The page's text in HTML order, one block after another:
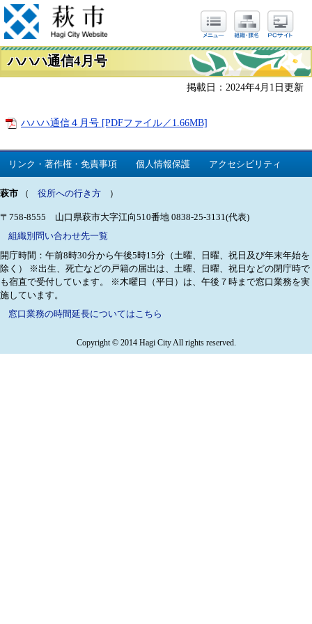
ハハハ通信4月号
掲載日：2024年4月1日更新
ハハハ通信４月号 [PDFファイル／1.66MB]
リンク・著作権・免責事項 個人情報保護 アクセシビリティ
萩市 （ 役所への行き方 ）
〒758-8555 山口県萩市大字江向510番地 0838-25-3131(代表)
組織別問い合わせ先一覧
開庁時間：午前8時30分から午後5時15分（土曜、日曜、祝日及び年末年始を
除く）
※出生、死亡などの戸籍の届出は、土曜、日曜、祝日などの閉庁時で
も宿直で受付しています。
※木曜日（平日）は、午後７時まで窓口業務を実
施しています。
窓口業務の時間延長についてはこちら
Copyright © 2014 Hagi City All rights reserved.